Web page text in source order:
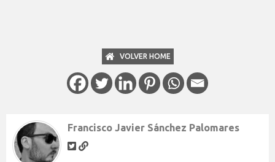
VOLVER HOME
Francisco Javier Sánchez Palomares